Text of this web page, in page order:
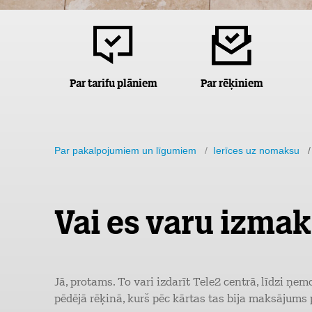
Par tarifu plāniem Par rēķiniem
Par pakalpojumiem un līgumiem / Ierīces uz nomaksu
Vai es varu
Jā, protams. To vari izdarīt Tele2 centrā, līdzi
pēdējā rēķinā, kurš pēc kārtas tas bija